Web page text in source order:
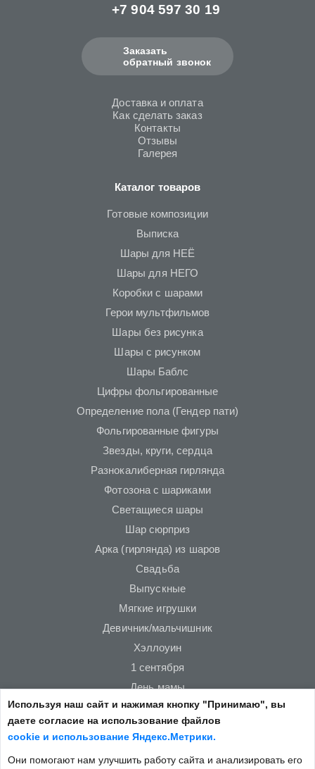
Доставка и оплата
Как сделать заказ
Контакты
Отзывы
Галерея
Каталог товаров
Готовые композиции
Выписка
Шары для НЕЁ
Шары для НЕГО
Коробки с шарами
Герои мультфильмов
Шары без рисунка
Шары с рисунком
Шары Баблс
Цифры фольгированные
Определение пола (Гендер пати)
Фольгированные фигуры
Звезды, круги, сердца
Разнокалиберная гирлянда
Фотозона с шариками
Светащиеся шары
Шар сюрприз
Арка (гирлянда) из шаров
Свадьба
Выпускные
Мягкие игрушки
Девичник/мальчишник
Хэллоуин
1 сентября
День мамы
Новый год
23 февраля
14 февраля
8 марта
+7 904 597 30 19
Заказать
обратный звонок
Используя наш сайт и нажимая кнопку "Принимаю", вы
даете согласие на использование файлов
cookie и использование Яндекс.Метрики.
Они помогают нам улучшить работу сайта и анализировать его